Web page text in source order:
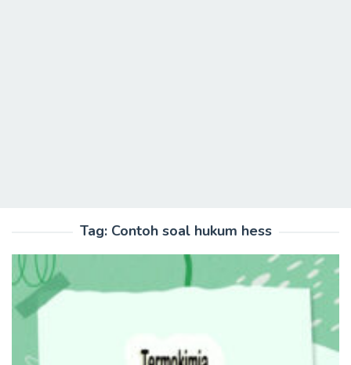
Tag: Contoh soal hukum hess